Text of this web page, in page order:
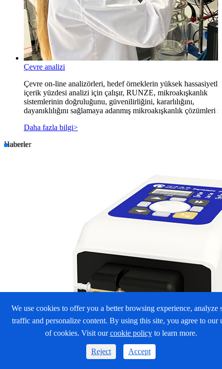
Çevre analizi
Çevre on-line analizörleri, hedef örneklerin yüksek hassasiyetli
içerik yüzdesi analizi için çalışır, RUNZE, mikroakışkanlık
sistemlerinin doğruluğunu, güvenilirliğini, kararlılığını,
dayanıklılığını sağlamaya adanmış mikroakışkanlık çözümleri
Daha fazla bilgi>
Haberler
We use cookies to offer you a better browsing experience, analyze
traffic and personalize content. By using this site, you agree to our
of cookies. Visit ourcookie policyto learn more.
Reject Accept